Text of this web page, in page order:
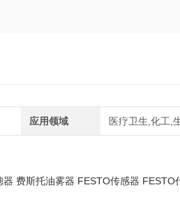
应用领域 医疗卫生,化工,
费斯托油雾器 FESTO传感器 FESTO